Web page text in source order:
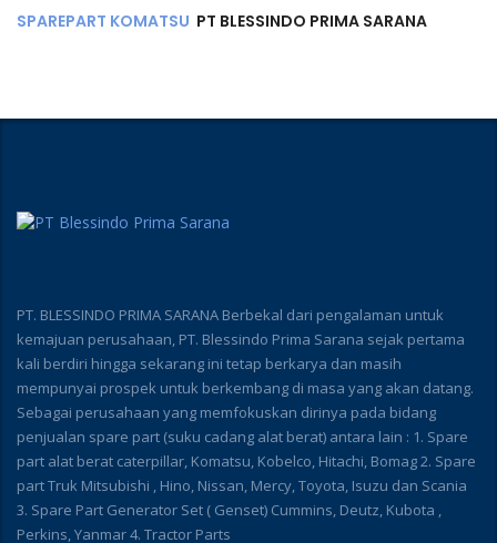
SPAREPART KOMATSU PT BLESSINDO PRIMA SARANA
PT. BLESSINDO PRIMA SARANA Berbekal dari pengalaman untuk
kemajuan perusahaan, PT. Blessindo Prima Sarana sejak pertama
kali berdiri hingga sekarang ini tetap berkarya dan masih
mempunyai prospek untuk berkembang di masa yang akan datang.
Sebagai perusahaan yang memfokuskan dirinya pada bidang
penjualan spare part (suku cadang alat berat) antara lain : 1. Spare
part alat berat caterpillar, Komatsu, Kobelco, Hitachi, Bomag 2. Spare
part Truk Mitsubishi , Hino, Nissan, Mercy, Toyota, Isuzu dan Scania
3. Spare Part Generator Set ( Genset) Cummins, Deutz, Kubota ,
Perkins, Yanmar 4. Tractor Parts